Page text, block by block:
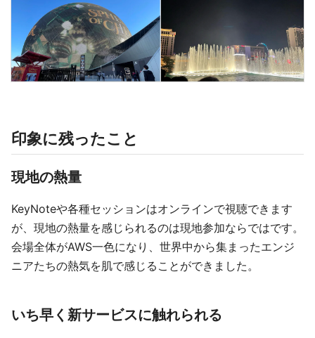
印象に残ったこと
現地の熱量
KeyNoteや各種セッションはオンラインで視聴できます
が、現地の熱量を感じられるのは現地参加ならではです。
会場全体がAWS一色になり、世界中から集まったエンジ
ニアたちの熱気を肌で感じることができました。
いち早く新サービスに触れられる